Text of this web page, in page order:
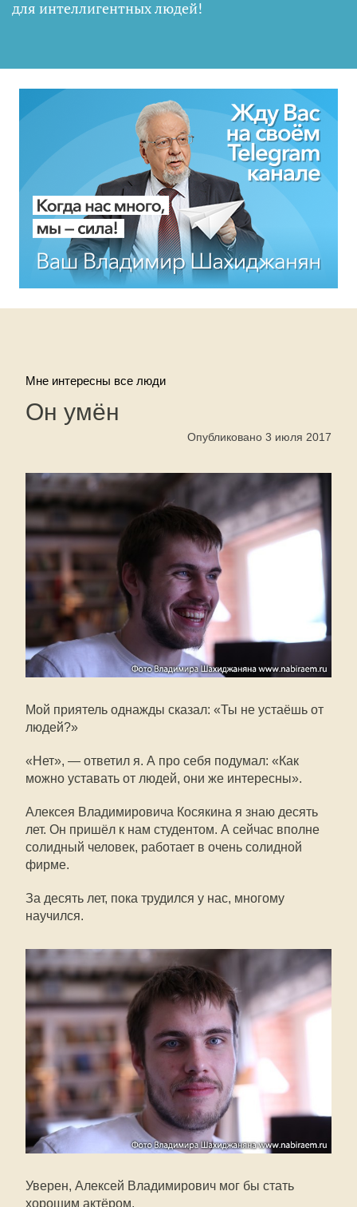
для интеллигентных людей!
Мне интересны все люди
Он умён
Опубликовано 3 июля 2017
Мой приятель однажды сказал: «Ты не устаёшь от
людей?»
«Нет», — ответил я. А про себя подумал: «Как
можно уставать от людей, они же интересны».
Алексея Владимировича Косякина я знаю десять
лет. Он пришёл к нам студентом. А сейчас вполне
солидный человек, работает в очень солидной
фирме.
За десять лет, пока трудился у нас, многому
научился.
Уверен, Алексей Владимирович мог бы стать
хорошим актёром.